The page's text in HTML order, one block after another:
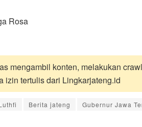
Rosa
mengambil konten, melakukan
izin tertulis dari Lingkarjateng.id
Berita jateng Gubernur Jawa